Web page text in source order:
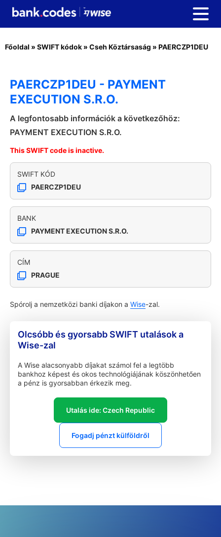
Főoldal » SWIFT kódok » Cseh Köztársaság » PAERCZP1DEU
PAERCZP1DEU - PAYMENT
EXECUTION S.R.O.
A legfontosabb információk a következőhöz:
PAYMENT EXECUTION S.R.O.
This SWIFT code is inactive.
SWIFT KÓD
PAERCZP1DEU
BANK
PAYMENT EXECUTION S.R.O.
CÍM
PRAGUE
Spórolj a nemzetközi banki díjakon a Wise-zal.
Olcsóbb és gyorsabb SWIFT utalások a
Wise-zal
A Wise alacsonyabb díjakat számol fel a legtöbb
bankhoz képest és okos technológiájának köszönhetően
a pénz is gyorsabban érkezik meg.
Utalás ide: Czech Republic
Fogadj pénzt külföldről